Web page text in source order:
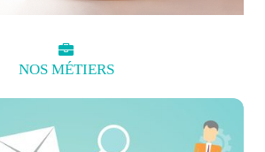
NOS MÉTIERS